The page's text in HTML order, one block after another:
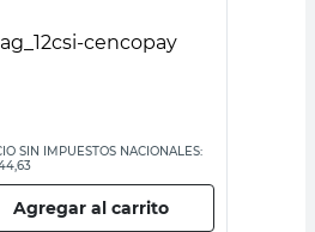
SIN IMPUESTOS NACIONALES:
Agregar al carrito